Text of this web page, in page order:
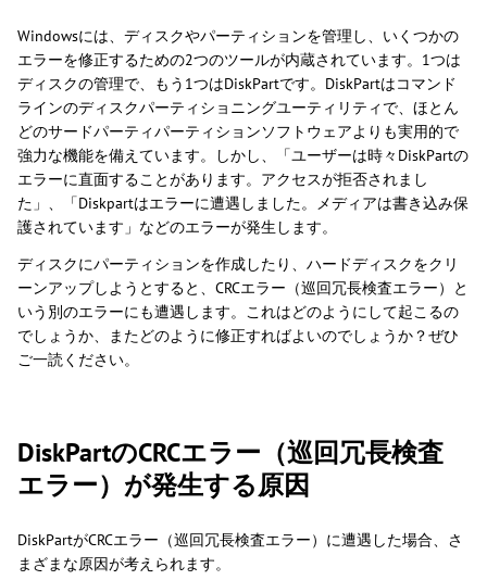
Windowsには、ディスクやパーティションを管理し、いくつかの
エラーを修正するための2つのツールが内蔵されています。1つは
ディスクの管理で、もう1つはDiskPartです。DiskPartはコマンド
ラインのディスクパーティショニングユーティリティで、ほとん
どのサードパーティパーティションソフトウェアよりも実用的で
強力な機能を備えています。しかし、「ユーザーは時々DiskPartの
エラーに直面することがあります。アクセスが拒否されまし
た」、「Diskpartはエラーに遭遇しました。メディアは書き込み保
護されています」などのエラーが発生します。
ディスクにパーティションを作成したり、ハードディスクをクリ
ーンアップしようとすると、CRCエラー（巡回冗長検査エラー）と
いう別のエラーにも遭遇します。これはどのようにして起こるの
でしょうか、またどのように修正すればよいのでしょうか？ぜひ
ご一読ください。
DiskPartのCRCエラー（巡回冗長検査
エラー）が発生する原因
DiskPartがCRCエラー（巡回冗長検査エラー）に遭遇した場合、さ
まざまな原因が考えられます。